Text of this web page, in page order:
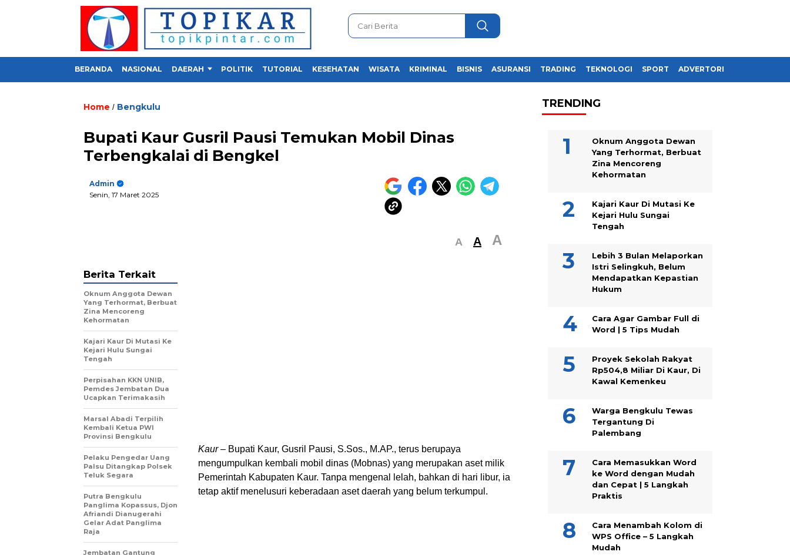
BERANDA NASIONAL DAERAH POLITIK TUTORIAL KESEHATAN WISATA KRIMINAL BISNIS ASURANSI TRADING TEKNOLOGI SPORT ADVERTORIAL
Home / Bengkulu
Bupati Kaur Gusril Pausi Temukan Mobil Dinas
Terbengkalai di Bengkel
Admin
Senin, 17 Maret 2025
A A A
Kaur– Bupati Kaur, Gusril Pausi, S.Sos., M.AP., terus berupaya
mengumpulkan kembali mobil dinas (Mobnas) yang merupakan aset milik
Pemerintah Kabupaten Kaur. Tanpa mengenal lelah, bahkan di hari libur, ia
tetap aktif menelusuri keberadaan aset daerah yang belum terkumpul.
Berita Terkait
Oknum Anggota Dewan
Yang Terhormat, Berbuat
Zina Mencoreng
Kehormatan
Kajari Kaur Di Mutasi Ke
Kejari Hulu Sungai
Tengah
Perpisahan KKN UNIB,
Pemdes Jembatan Dua
Ucapkan Terimakasih
Marsal Abadi Terpilih
Kembali Ketua PWI
Provinsi Bengkulu
Pelaku Pengedar Uang
Palsu Ditangkap Polsek
Teluk Segara
Putra Bengkulu
Panglima Kopassus, Djon
Afriandi Dianugerahi
Gelar Adat Panglima
Raja
Jembatan Gantung
TRENDING
Oknum Anggota Dewan
Yang Terhormat, Berbuat
Zina Mencoreng
Kehormatan
Kajari Kaur Di Mutasi Ke
Kejari Hulu Sungai
Tengah
Lebih 3 Bulan Melaporkan
Istri Selingkuh, Belum
Mendapatkan Kepastian
Hukum
Cara Agar Gambar Full di
Word | 5 Tips Mudah
Proyek Sekolah Rakyat
Rp504,8 Miliar Di Kaur, Di
Kawal Kemenkeu
Warga Bengkulu Tewas
Tergantung Di
Palembang
Cara Memasukkan Word
ke Word dengan Mudah
dan Cepat | 5 Langkah
Praktis
Cara Menambah Kolom di
WPS Office – 5 Langkah
Mudah